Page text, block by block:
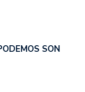
SON